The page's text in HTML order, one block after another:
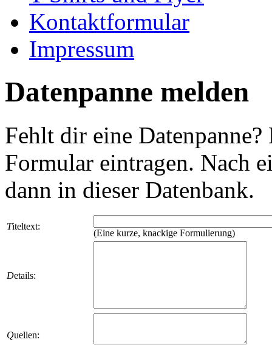
Kontaktformular
Impressum
Datenpanne melden
Fehlt dir eine
Formular eintragen. Nach
dann in dieser Datenbank.
Titeltext:
(Eine kurze, knackige Formulierung)
Details:
Quellen: